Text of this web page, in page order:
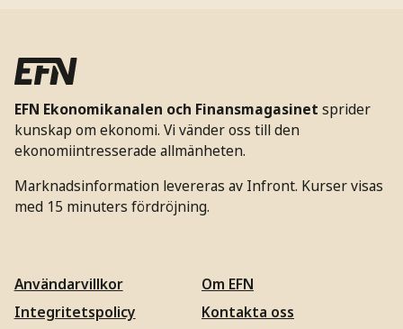
EFN Ekonomikanalen och Finansmagasinet sprider
kunskap om ekonomi. Vi vänder oss till den
ekonomiintresserade allmänheten.
Marknadsinformation levereras av Infront. Kurser visas
med 15 minuters fördröjning.
Användarvillkor
Integritetspolicy
Om EFN
Kontakta oss